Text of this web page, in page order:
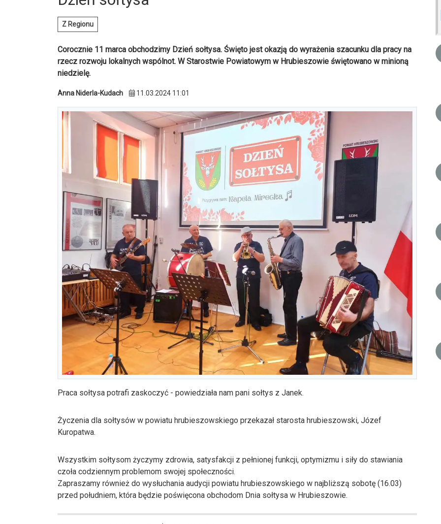
Z Regionu
Corocznie 11 marca obchodzimy Dzień sołtysa. Święto jest okazją do wyrażenia szacunku dla pracy na
rzecz rozwoju lokalnych wspólnot. W Starostwie Powiatowym w Hrubieszowie świętowano w minioną
niedzielę.
Anna Niderla-Kudach 11.03.2024 11:01
Praca sołtysa potrafi zaskoczyć - powiedziała nam pani sołtys z Janek.
Życzenia dla sołtysów w powiatu hrubieszowskiego przekazał starosta hrubieszowski, Józef
Kuropatwa.
Wszystkim sołtysom życzymy zdrowia, satysfakcji z pełnionej funkcji, optymizmu i siły do stawiania
czoła codziennym problemom swojej społeczności.
Zapraszamy również do wysłuchania audycji powiatu hrubieszowskiego w najbliższą sobotę (16.03)
przed południem, która będzie poświęcona obchodom Dnia sołtysa w Hrubieszowie.